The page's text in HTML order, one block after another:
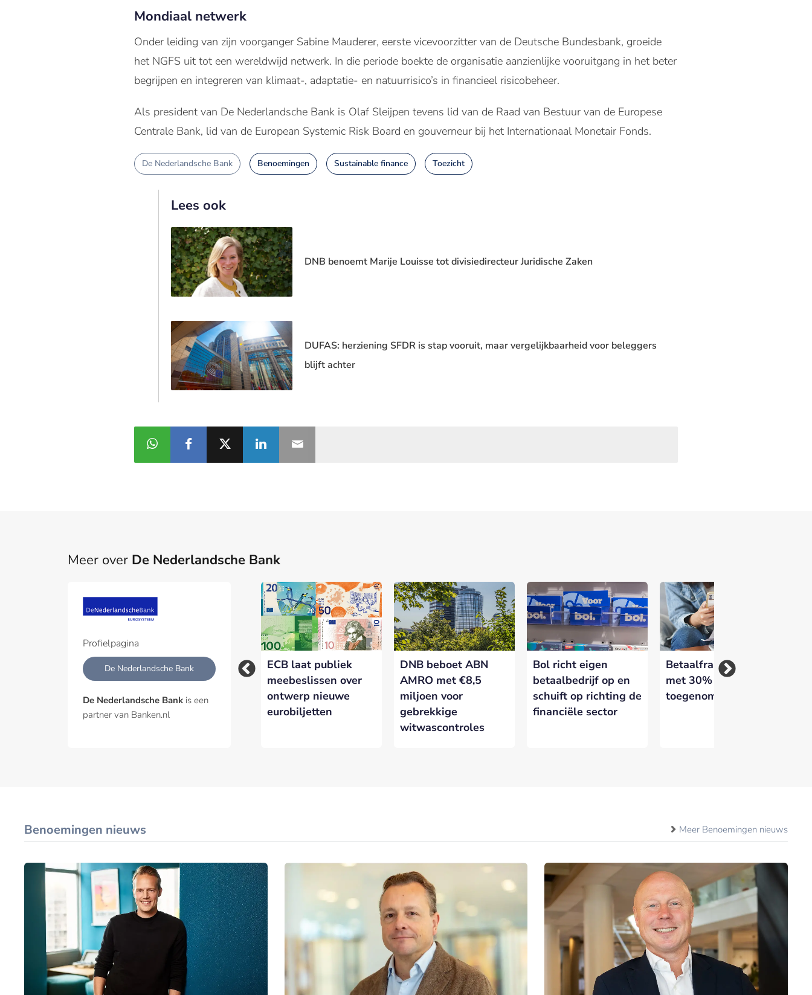
Mondiaal netwerk
Onder leiding van zijn voorganger Sabine Mauderer, eerste vicevoorzitter van de Deutsche Bundesbank, groeide
het NGFS uit tot een wereldwijd netwerk. In die periode boekte de organisatie aanzienlijke vooruitgang in het beter
begrijpen en integreren van klimaat-, adaptatie- en natuurrisico’s in financieel risicobeheer.
Als president van De Nederlandsche Bank is Olaf Sleijpen tevens lid van de Raad van Bestuur van de Europese
Centrale Bank, lid van de European Systemic Risk Board en gouverneur bij het Internationaal Monetair Fonds.
De Nederlandsche Bank Benoemingen Sustainable finance Toezicht
Lees ook
DNB benoemt Marije Louisse tot divisiedirecteur Juridische Zaken
DUFAS: herziening SFDR is stap vooruit, maar vergelijkbaarheid voor beleggers
blijft achter
Meer over De Nederlandsche Bank
Profielpagina
De Nederlandsche Bank
De Nederlandsche Bank is een
partner van Banken.nl
ING probeert met AI
aan te haken bij het
Zerohash krijgt EMI-
vergunning van DNB
en breidt stablecoin-
dienstverlening uit
ECB laat publiek
meebeslissen over
ontwerp nieuwe
eurobiljetten
DNB beboet ABN
AMRO met €8,5
miljoen voor
gebrekkige
witwascontroles
Bol richt eigen
betaalbedrijf op en
schuift op richting de
financiële sector
Betaalfraude in 2025
met 30%
toegenomen
Benoemingen nieuws Meer Benoemingen nieuws